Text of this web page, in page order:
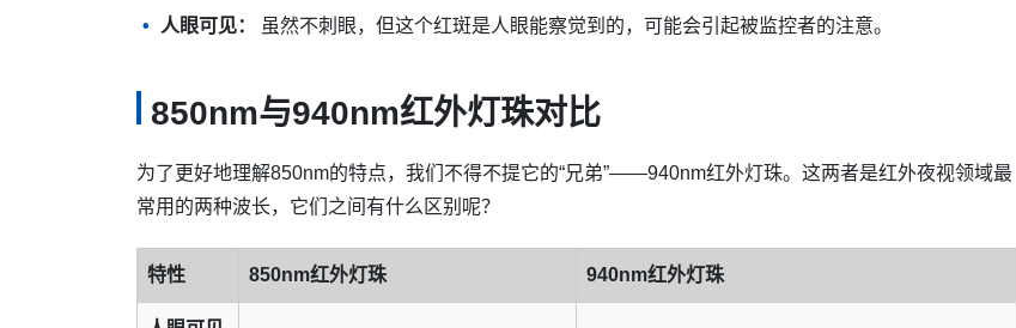
人眼可见： 虽然不刺眼，但这个红斑是人眼能察觉到的，可能会引起被监控者的注意。
850nm与940nm红外灯珠对比
为了更好地理解850nm的特点，我们不得不提它的“兄弟”——940nm红外灯珠。这两者是红外夜视领域最
常用的两种波长，它们之间有什么区别呢？
特性 850nm红外灯珠 940nm红外灯珠